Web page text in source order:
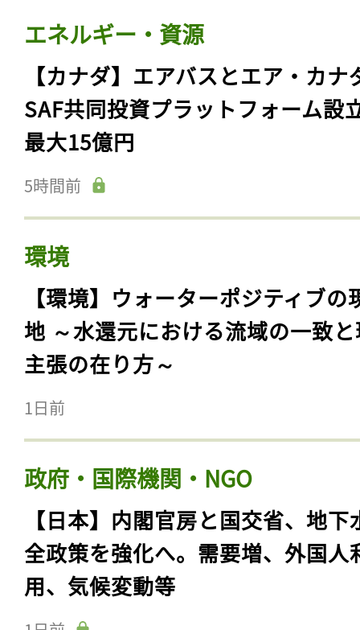
エネルギー・資源
【カナダ】エアバスとエア・カナ
SAF共同投資プラットフォーム設
最大15億円
5時間前
環境
【環境】ウォーターポジティブの
地 ～水還元における流域の一致
主張の在り方～
1日前
政府・国際機関・NGO
【日本】内閣官房と国交省、地下
全政策を強化へ。需要増、外国人
用、気候変動等